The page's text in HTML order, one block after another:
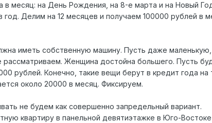
в месяц: на День Рождения, на 8-е марта и на Новый
год. Делим на 12 месяцев и получаем 100000 рублей в
иметь собственную машину. Пусть даже
рассматриваем. Женщина достойна большего. Пусть
рублей. Конечно, такие вещи берут в кредит года на
около 20000 в месяц. Фиксируем.
не будем как совершенно запредельный вариант.
квартиру в панельной девятиэтажке в Юго-